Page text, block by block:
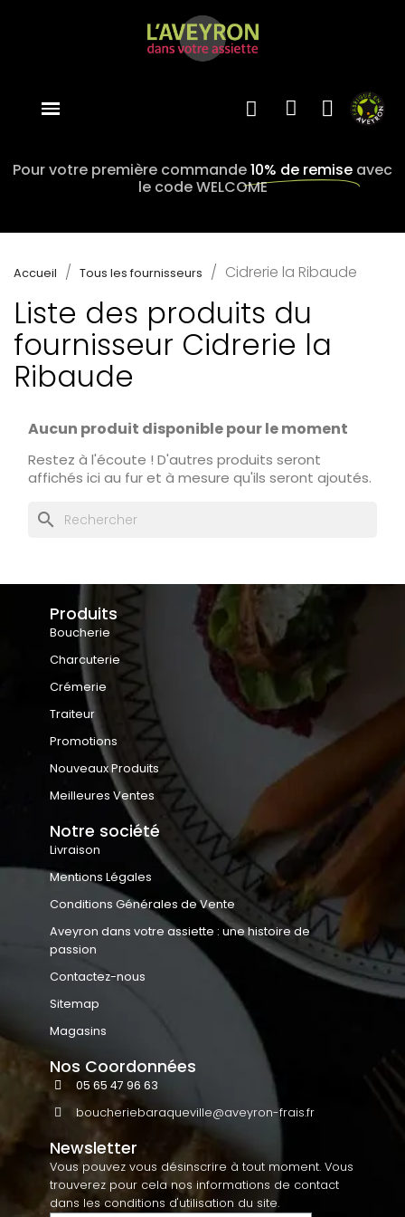
Pour votre première commande10% de remise avec
le code WELCOME
Accueil Tous les fournisseurs Cidrerie la Ribaude
Liste des produits du
fournisseur Cidrerie la
Ribaude
Aucun produit disponible pour le moment
Restez à l'écoute ! D'autres produits seront
affichés ici au fur et à mesure qu'ils seront ajoutés.
search
Produits
Boucherie
Charcuterie
Crémerie
Traiteur
Promotions
Nouveaux Produits
Meilleures Ventes
Notre société
Livraison
Mentions Légales
Conditions Générales de Vente
Aveyron dans votre assiette : une histoire de
passion
Contactez-nous
Sitemap
Magasins
Nos Coordonnées
05 65 47 96 63
boucheriebaraqueville@aveyron-frais.fr
Newsletter
Vous pouvez vous désinscrire à tout moment. Vous
trouverez pour cela nos informations de contact
dans les conditions d'utilisation du site.